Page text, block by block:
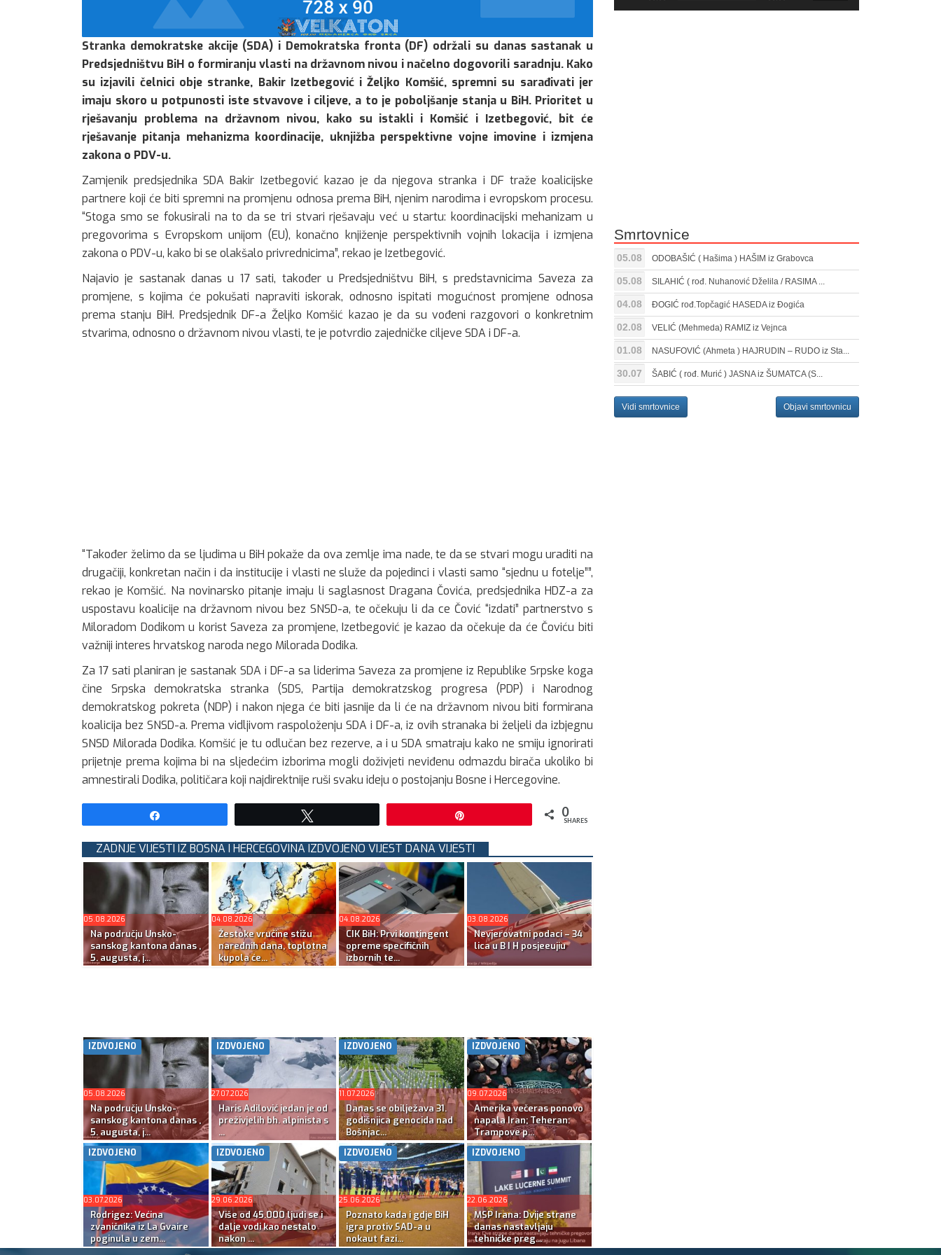
Stranka demokratske akcije (SDA) i Demokratska fronta (DF) održali su danas sastanak u
Predsjedništvu BiH o formiranju vlasti na državnom nivou i načelno dogovorili saradnju. Kako
su izjavili čelnici obje stranke, Bakir Izetbegović i Željko Komšić, spremni su sarađivati jer
imaju skoro u potpunosti iste stvavove i ciljeve, a to je poboljšanje stanja u BiH. Prioritet u
rješavanju problema na državnom nivou, kako su istakli i Komšić i Izetbegović, bit će
rješavanje pitanja mehanizma koordinacije, uknjižba perspektivne vojne imovine i izmjena
zakona o PDV-u.
Zamjenik predsjednika SDA Bakir Izetbegović kazao je da njegova stranka i DF traže koalicijske
partnere koji će biti spremni na promjenu odnosa prema BiH, njenim narodima i evropskom procesu.
“Stoga smo se fokusirali na to da se tri stvari rješavaju već u startu: koordinacijski mehanizam u
pregovorima s Evropskom unijom (EU), konačno knjiženje perspektivnih vojnih lokacija i izmjena
zakona o PDV-u, kako bi se olakšalo privrednicima”, rekao je Izetbegović.
Najavio je sastanak danas u 17 sati, također u Predsjedništvu BiH, s predstavnicima Saveza za
promjene, s kojima će pokušati napraviti iskorak, odnosno ispitati mogućnost promjene odnosa
prema stanju BiH. Predsjednik DF-a Željko Komšić kazao je da su vođeni razgovori o konkretnim
stvarima, odnosno o državnom nivou vlasti, te je potvrdio zajedničke ciljeve SDA i DF-a.
“Također želimo da se ljudima u BiH pokaže da ova zemlje ima nade, te da se stvari mogu uraditi na
drugačiji, konkretan način i da institucije i vlasti ne služe da pojedinci i vlasti samo “sjednu u fotelje””,
rekao je Komšić. Na novinarsko pitanje imaju li saglasnost Dragana Čovića, predsjednika HDZ-a za
uspostavu koalicije na državnom nivou bez SNSD-a, te očekuju li da ce Čović “izdati” partnerstvo s
Miloradom Dodikom u korist Saveza za promjene, Izetbegović je kazao da očekuje da će Čoviću biti
važniji interes hrvatskog naroda nego Milorada Dodika.
Za 17 sati planiran je sastanak SDA i DF-a sa liderima Saveza za promjene iz Republike Srpske koga
čine Srpska demokratska stranka (SDS, Partija demokratzskog progresa (PDP) i Narodnog
demokratskog pokreta (NDP) i nakon njega će biti jasnije da li će na državnom nivou biti formirana
koalicija bez SNSD-a. Prema vidljivom raspoloženju SDA i DF-a, iz ovih stranaka bi željeli da izbjegnu
SNSD Milorada Dodika. Komšić je tu odlučan bez rezerve, a i u SDA smatraju kako ne smiju ignorirati
prijetnje prema kojima bi na sljedećim izborima mogli doživjeti neviđenu odmazdu birača ukoliko bi
amnestirali Dodika, političara koji najdirektnije ruši svaku ideju o postojanju Bosne i Hercegovine.
0
SHARES
ZADNJE VIJESTI IZ BOSNA I HERCEGOVINA IZDVOJENO VIJEST DANA VIJESTI
05.08.2026
Na području Unsko-
sanskog kantona danas ,
5. augusta, j...
04.08.2026
Žestoke vrućine stižu
narednih dana, toplotna
kupola će...
04.08.2026
CIK BiH: Prvi kontingent
opreme specifičnih
izbornih te...
03.08.2026
Nevjerovatni podaci – 34
lica u B I H posjeeujiu
IZDVOJENO
05.08.2026
Na području Unsko-
sanskog kantona danas ,
5. augusta, j...
IZDVOJENO
27.07.2026
Haris Adilović jedan je od
preživjelih bh. alpinista s
...
IZDVOJENO
11.07.2026
Danas se obilježava 31.
godišnjica genocida nad
Bošnjac...
IZDVOJENO
09.07.2026
Amerika večeras ponovo
napala Iran; Teheran:
Trampove p...
IZDVOJENO
03.07.2026
Rodrigez: Većina
zvaničnika iz La Gvaire
poginula u zem...
IZDVOJENO
29.06.2026
Više od 45.000 ljudi se i
dalje vodi kao nestalo
nakon ...
IZDVOJENO
25.06.2026
Poznato kada i gdje BiH
igra protiv SAD-a u
nokaut fazi...
IZDVOJENO
22.06.2026
MSP Irana: Dvije strane
danas nastavljaju
tehničke preg...
Gore/Dole
Smrtovnice
05.08 ODOBAŠIĆ ( Hašima ) HAŠIM iz Grabovca
05.08 SILAHIĆ ( rođ. Nuhanović Dželila / RASIMA ...
04.08 ĐOGIĆ rođ.Topčagić HASEDA iz Đogića
02.08 VELIĆ (Mehmeda) RAMIZ iz Vejnca
01.08 NASUFOVIĆ (Ahmeta ) HAJRUDIN – RUDO iz Sta...
30.07 ŠABIĆ ( rođ. Murić ) JASNA iz ŠUMATCA (S...
Vidi smrtovnice Objavi smrtovnicu